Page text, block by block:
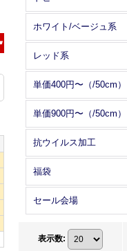
ホワイト/ベージュ系
レッド系
単価400円〜（/50cm）
単価900円〜（/50cm）
抗ウイルス加工
福袋
セール会場
表示数: